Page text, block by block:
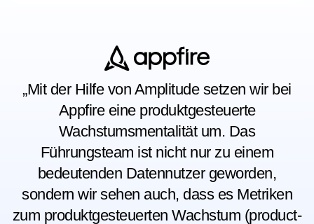
„Mit der Hilfe von Amplitude setzen wir bei
Appfire eine produktgesteuerte
Wachstumsmentalität um. Das
Führungsteam ist nicht nur zu einem
bedeutenden Datennutzer geworden,